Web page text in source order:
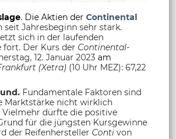
. Die Aktien der Continental
seit Jahresbeginn sehr stark.
sich in der laufenden
fort. Der Kurs der Continental-
12. Januar 2023 am
(Xetra) (10 Uhr MEZ): 67,22
Fundamentale Faktoren sind
Marktstärke nicht wirklich
Vielmehr dürfte die positive
für die jüngsten Kursgewinne
der Reifenhersteller Conti von